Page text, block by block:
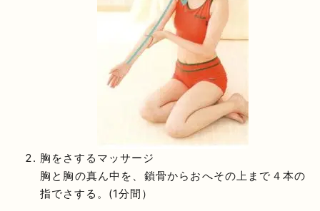
胸をさするマッサージ
胸と胸の真ん中を、鎖骨からおへその上まで４本の
指でさする。(1分間）